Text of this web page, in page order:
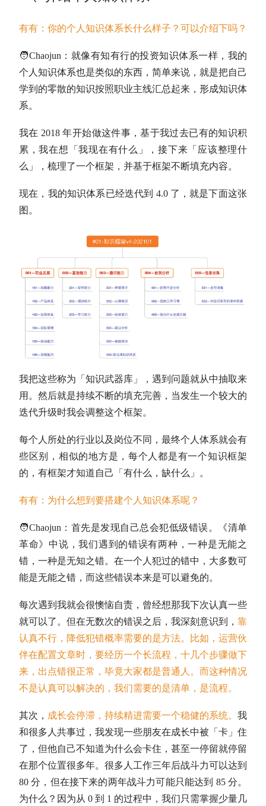
有有：你的个人知识体系长什么样子？可以介绍下吗？
🧑Chaojun： 就像有知有行的投资知识体系一样，我的
个人知识体系也是类似的东西，简单来说，就是把自己
学到的零散的知识按照职业主线汇总起来，形成知识体
系。
我在 2018 年开始做这件事，基于我过去已有的知识积
累，我在想「我现在有什么」，接下来「应该整理什
么」，梳理了一个框架，并基于框架不断填充内容。
现在，我的知识体系已经迭代到 4.0 了，就是下面这张
图。
我把这些称为「知识武器库」，遇到问题就从中抽取来
用。然后就是持续不断的填充完善，当发生一个较大的
迭代升级时我会调整这个框架。
每个人所处的行业以及岗位不同，最终个人体系就会有
些区别，相似的地方是，每个人都是有一个知识框架
的，有框架才知道自己「有什么，缺什么」。
有有：为什么想到要搭建个人知识体系呢？
🧑Chaojun： 首先是发现自己总会犯低级错误。《清单
革命》中说，我们遇到的错误有两种，一种是无能之
错，一种是无知之错。在一个人犯过的错中，大多数可
能是无能之错，而这些错误本来是可以避免的。
每次遇到我就会很懊恼自责，曾经想那我下次认真一些
就可以了。但在无数次的错误之后，我深刻意识到， 靠
认真不行，降低犯错概率需要的是方法。比如，运营伙
伴在配置文章时，要经历一个长流程，十几个步骤做下
来，出点错很正常，毕竟大家都是普通人。而这种情况
不是认真可以解决的，我们需要的是清单，是流程。
其次， 成长会停滞，持续精进需要一个稳健的系统。 我
和很多人共事过，我发现一些朋友在成长中被「卡」住
了，但他自己不知道为什么会卡住，甚至一停留就停留
在那个位置很多年。很多人工作三年后战斗力可以达到
80 分，但在接下来的两年战斗力可能只能达到 85 分。
为什么？因为从 0 到 1 的过程中，我们只需掌握少量几